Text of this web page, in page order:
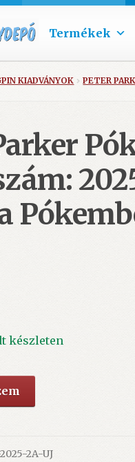
Termékek
KIADVÁNYOK PETER
készleten
2A-UJ